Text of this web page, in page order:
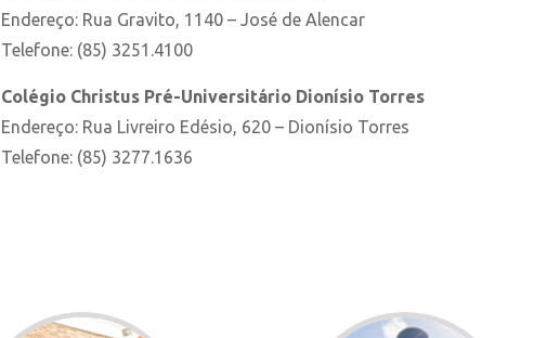
Endereço: Rua Gravito, 1140 – José de Alencar
Telefone: (85) 3251.4100
Colégio Christus Pré-Universitário Dionísio Torres
Endereço: Rua Livreiro Edésio, 620 – Dionísio Torres
Telefone: (85) 3277.1636